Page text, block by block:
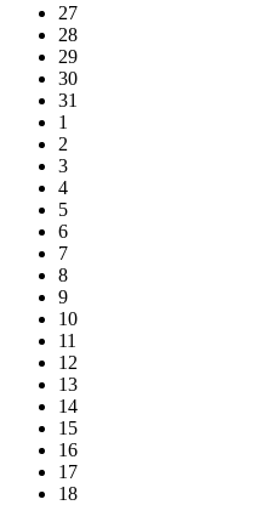
27
28
29
30
31
1
2
3
4
5
6
7
8
9
10
11
12
13
14
15
16
17
18